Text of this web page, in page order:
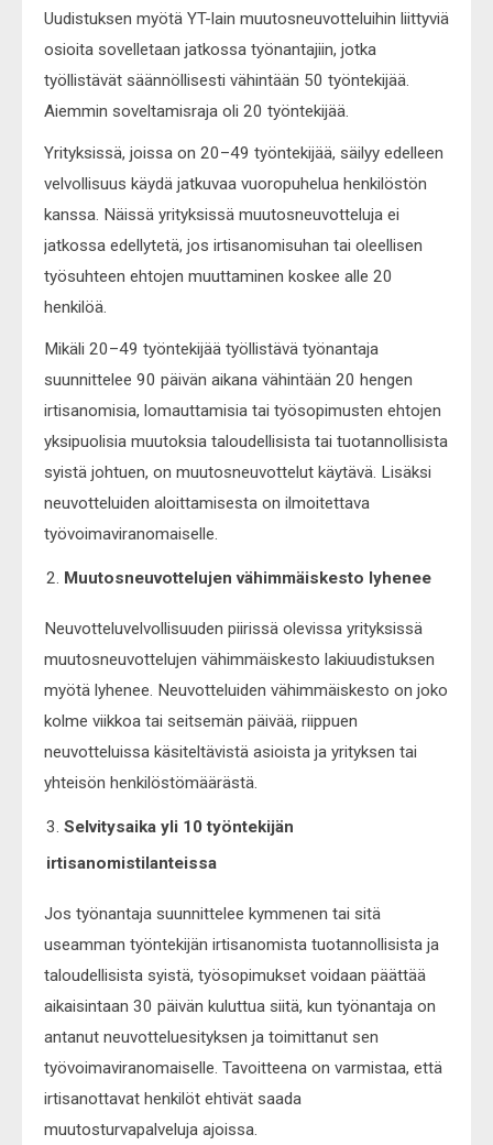
Uudistuksen myötä YT-lain muutosneuvotteluihin liittyviä
osioita sovelletaan jatkossa työnantajiin, jotka
työllistävät säännöllisesti vähintään 50 työntekijää.
Aiemmin soveltamisraja oli 20 työntekijää.
Yrityksissä, joissa on 20–49 työntekijää, säilyy edelleen
velvollisuus käydä jatkuvaa vuoropuhelua henkilöstön
kanssa. Näissä yrityksissä muutosneuvotteluja ei
jatkossa edellytetä, jos irtisanomisuhan tai oleellisen
työsuhteen ehtojen muuttaminen koskee alle 20
henkilöä.
Mikäli 20–49 työntekijää työllistävä työnantaja
suunnittelee 90 päivän aikana vähintään 20 hengen
irtisanomisia, lomauttamisia tai työsopimusten ehtojen
yksipuolisia muutoksia taloudellisista tai tuotannollisista
syistä johtuen, on muutosneuvottelut käytävä. Lisäksi
neuvotteluiden aloittamisesta on ilmoitettava
työvoimaviranomaiselle.
Muutosneuvottelujen vähimmäiskesto lyhenee
Neuvotteluvelvollisuuden piirissä olevissa yrityksissä
muutosneuvottelujen vähimmäiskesto lakiuudistuksen
myötä lyhenee. Neuvotteluiden vähimmäiskesto on joko
kolme viikkoa tai seitsemän päivää, riippuen
neuvotteluissa käsiteltävistä asioista ja yrityksen tai
yhteisön henkilöstömäärästä.
Selvitysaika yli 10 työntekijän
irtisanomistilanteissa
Jos työnantaja suunnittelee kymmenen tai sitä
useamman työntekijän irtisanomista tuotannollisista ja
taloudellisista syistä, työsopimukset voidaan päättää
aikaisintaan 30 päivän kuluttua siitä, kun työnantaja on
antanut neuvotteluesityksen ja toimittanut sen
työvoimaviranomaiselle. Tavoitteena on varmistaa, että
irtisanottavat henkilöt ehtivät saada
muutosturvapalveluja ajoissa.